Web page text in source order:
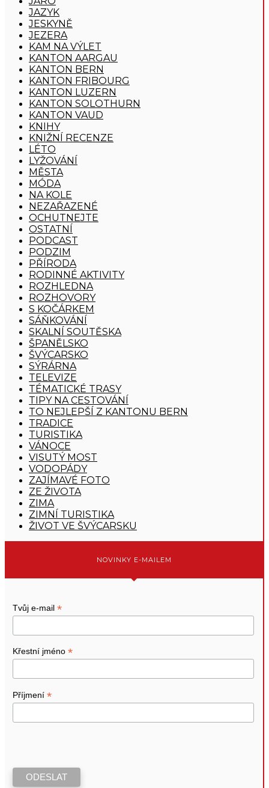
JAZYK
JESKYNĚ
JEZERA
KAM NA VÝLET
KANTON AARGAU
KANTON BERN
KANTON FRIBOURG
KANTON LUZERN
KANTON SOLOTHURN
KANTON VAUD
KNIHY
KNIŽNÍ RECENZE
LÉTO
LYŽOVÁNÍ
MĚSTA
MÓDA
NA KOLE
NEZAŘAZENÉ
OCHUTNEJTE
OSTATNÍ
PODCAST
PODZIM
PŘÍRODA
RODINNÉ AKTIVITY
ROZHLEDNA
ROZHOVORY
S KOČÁRKEM
SÁŇKOVÁNÍ
SKALNÍ SOUTĚSKA
ŠPANĚLSKO
ŠVÝCARSKO
SÝRÁRNA
TELEVIZE
TÉMATICKÉ TRASY
TIPY NA CESTOVÁNÍ
TO NEJLEPŠÍ Z KANTONU BERN
TRADICE
TURISTIKA
VÁNOCE
VISUTÝ MOST
VODOPÁDY
ZAJÍMAVÉ FOTO
ZE ŽIVOTA
ZIMA
ZIMNÍ TURISTIKA
ŽIVOT VE ŠVÝCARSKU
NOVINKY E-MAILEM
Tvůj e-mail *
Křestní jméno *
Příjmení *